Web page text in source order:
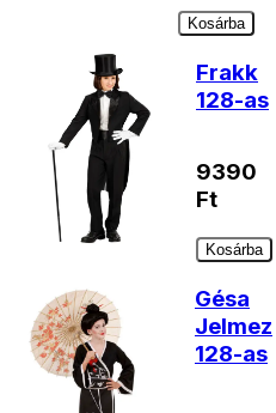
Kosárba
Frakk
128-as
9390
Ft
Kosárba
Gésa
Jelmez
128-as